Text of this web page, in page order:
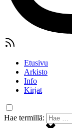
Etusivu
Arkisto
Info
Kirjat
Hae termillä: